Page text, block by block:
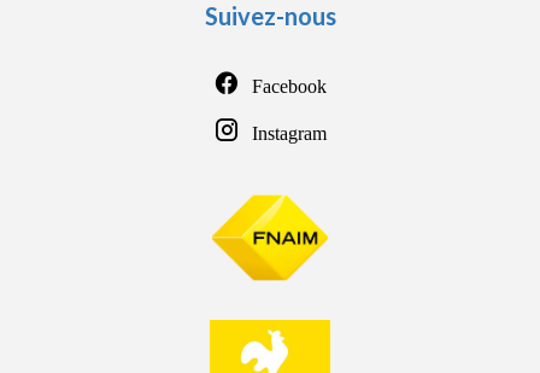
Suivez-nous
Facebook
Instagram